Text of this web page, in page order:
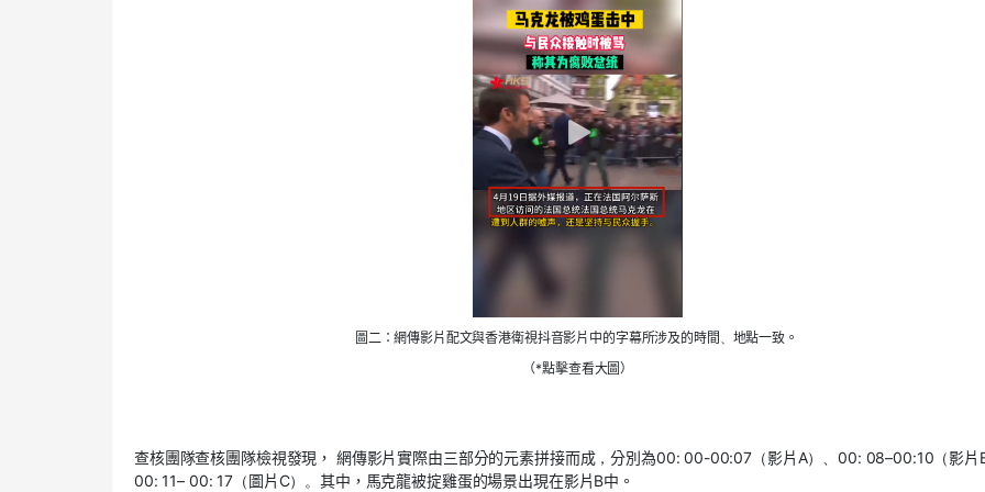
圖二：網傳影片配文與香港衛視抖音影片中的字幕所涉及的時間 、 地點一致。
（*點擊查看大圖）
查核團隊查核團隊檢視發現， 網傳影片實際由三部分的元素拼接而成，分別為00: 00-00:07（影片A）、00: 08–00:10（影片
00: 11–00:17（圖片C） 。其中，馬克龍被掟雞蛋的場景出現在影片B中。